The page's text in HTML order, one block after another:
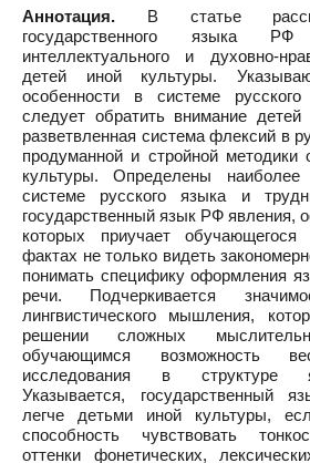
Аннотация. В статье
государственного языка
интеллектуального и духовно-
детей иной культуры.
особенности в системе
следует обратить внимание
разветвленная система флексий в
продуманной и стройной методики
культуры. Определены наиболее
системе русского языка и
государственный язык РФ явления,
которых приучает
фактах не только видеть
понимать специфику оформления
речи. Подчеркивается
лингвистического мышления,
решении сложных
обучающимся возможность
исследования в структуре
Указывается, государственный
легче детьми иной культуры,
способность чувствовать
оттенки фонетических,